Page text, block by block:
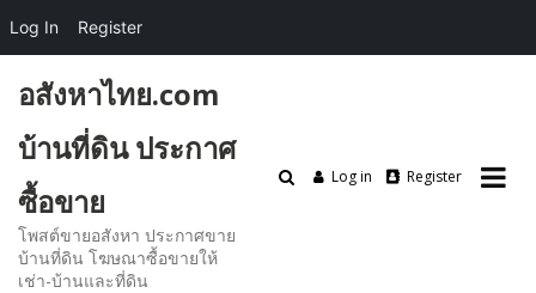
content
อสังหาไทย.com
บ้านที่ดิน ประกาศ
ซื้อขาย
โพสต์ขายอสังหา ประกาศขาย
บ้านที่ดิน โฆษณาซื้อขายให้
เช่า-บ้านและที่ดิน
Log in Register
Log In Register